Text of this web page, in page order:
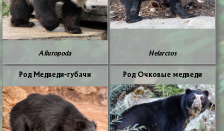
Ailuropoda Helarctos
Род Мед­ве­ди-гу­ба­чи Род Оч­ко­вые мед­ве­ди